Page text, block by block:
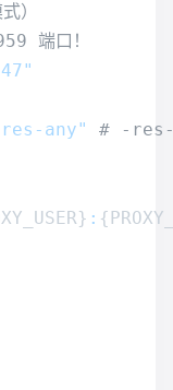
）
端口！
res-any"
# -res-
: